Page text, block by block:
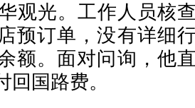
观光。工作人员
预订单，没有详细
额。面对问询，他
回国路费。